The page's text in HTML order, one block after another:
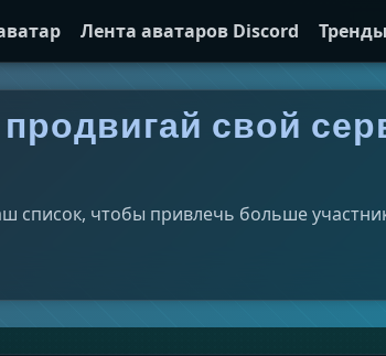
Лента аватаров Discord Тренды
свой
список, чтобы привлечь больше